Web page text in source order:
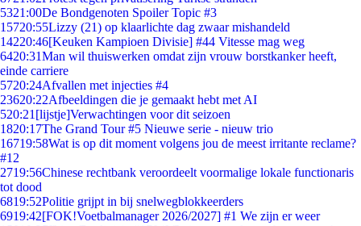
5321:00De Bondgenoten Spoiler Topic #3
15720:55Lizzy (21) op klaarlichte dag zwaar mishandeld
14220:46[Keuken Kampioen Divisie] #44 Vitesse mag weg
6420:31Man wil thuiswerken omdat zijn vrouw borstkanker heeft,
einde carriere
5720:24Afvallen met injecties #4
23620:22Afbeeldingen die je gemaakt hebt met AI
520:21 [lijstje]Verwachtingen voor dit seizoen
1820:17The Grand Tour #5 Nieuwe serie - nieuw trio
16719:58Wat is op dit moment volgens jou de meest irritante reclame?
#12
2719:56Chinese rechtbank veroordeelt voormalige lokale functionaris
tot dood
6819:52Politie grijpt in bij snelwegblokkeerders
6919:42[FOK!Voetbalmanager 2026/2027] #1 We zijn er weer